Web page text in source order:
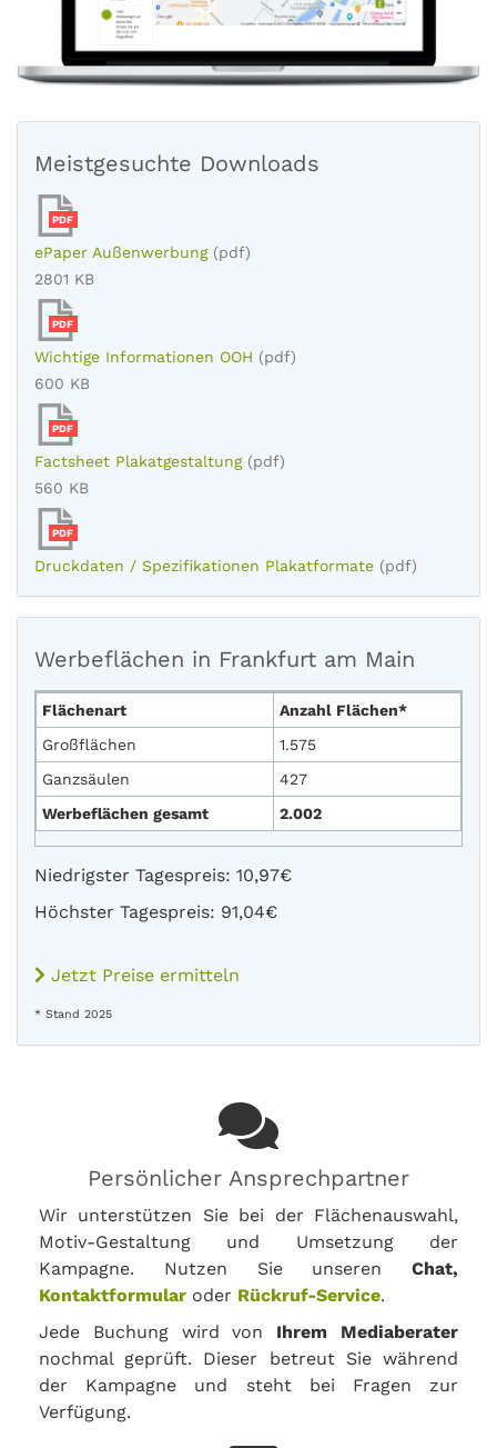
Meistgesuchte Downloads
PDF
ePaper Außenwerbung (pdf)
2801 KB
PDF
Wichtige Informationen OOH (pdf)
600 KB
PDF
Factsheet Plakatgestaltung (pdf)
560 KB
PDF
Druckdaten / Spezifikationen Plakatformate (pdf)
Werbeflächen in Frankfurt am Main
Flächenart
Anzahl Flächen*
Großflächen
1.575
Ganzsäulen
427
Werbeflächen gesamt
2.002
Niedrigster Tagespreis: 10,97€
Höchster Tagespreis: 91,04€
Jetzt Preise ermitteln
* Stand 2025
Persönlicher Ansprechpartner
Wir unterstützen Sie bei der Flächenauswahl,
Motiv-Gestaltung und Umsetzung der
Kampagne. Nutzen Sie unseren Chat,
Kontaktformular oder Rückruf-Service.
Jede Buchung wird von Ihrem Mediaberater
nochmal geprüft. Dieser betreut Sie während
der Kampagne und steht bei Fragen zur
Verfügung.